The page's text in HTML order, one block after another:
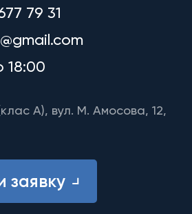
79 31
18:00
A), вул. М. Амосова, 12,
заявку